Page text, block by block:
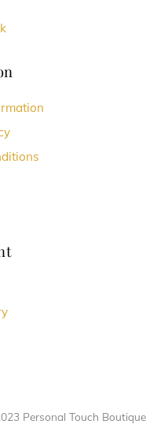
Personal Touch Boutique